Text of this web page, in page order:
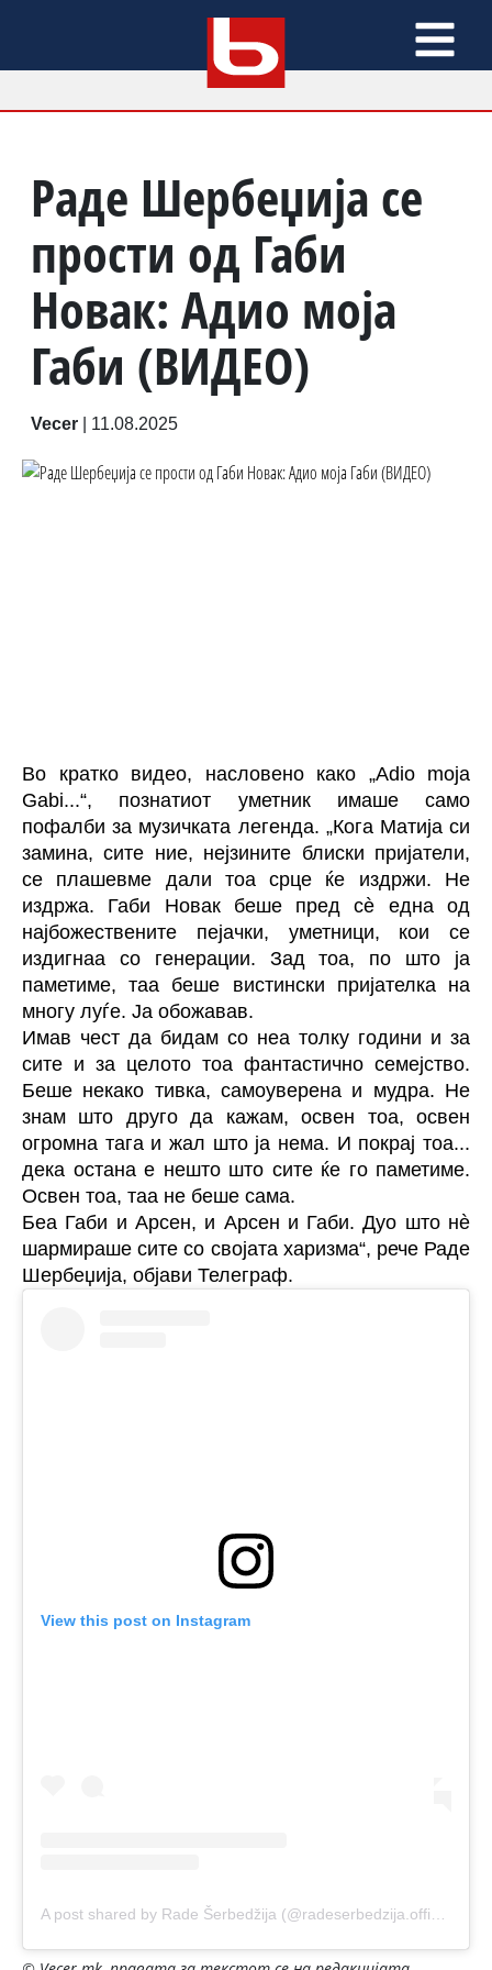
Раде Шербеџија се
прости од Габи
Новак: Адио моја
Габи (ВИДЕО)
Vecer 11.08.2025
Во кратко видео, насловено како „Adio moja
Gabi...“, познатиот уметник имаше само
пофалби за музичката легенда. „Кога Матија си
замина, сите ние, нејзините блиски пријатели,
се плашевме дали тоа срце ќе издржи. Не
издржа. Габи Новак беше пред сè една од
најбожествените пејачки, уметници, кои се
издигнаа со генерации. Зад тоа, по што ја
паметиме, таа беше вистински пријателка на
многу луѓе. Ја обожавав.
Имав чест да бидам со неа толку години и за
сите и за целото тоа фантастично семејство.
Беше некако тивка, самоуверена и мудра. Не
знам што друго да кажам, освен тоа, освен
огромна тага и жал што ја нема. И покрај тоа...
дека остана е нешто што сите ќе го паметиме.
Освен тоа, таа не беше сама.
Беа Габи и Арсен, и Арсен и Габи. Дуо што нè
шармираше сите со својата харизма“, рече Раде
Шербеџија, објави Телеграф.
View this post on Instagram